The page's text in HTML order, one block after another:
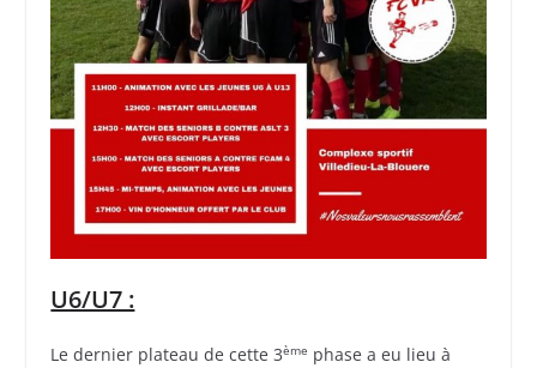
U6/U7 :
Le dernier plateau de cette 3ème phase a eu lieu à